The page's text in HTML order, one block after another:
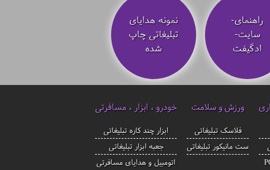
راهنمای-
سایت-
ادگیفت
نمونه هدایای
تبلیغاتی چاپ
شده
ورزش و سلامت
فلاسک تبلیغاتی
ست مانیکور تبلیغاتی
خودرو ، ابزار ، مسافرتی
ابزار چند کاره تبلیغاتی
جعبه ابزار تبلیغاتی
اتومبیل و هدایای مسافرتی